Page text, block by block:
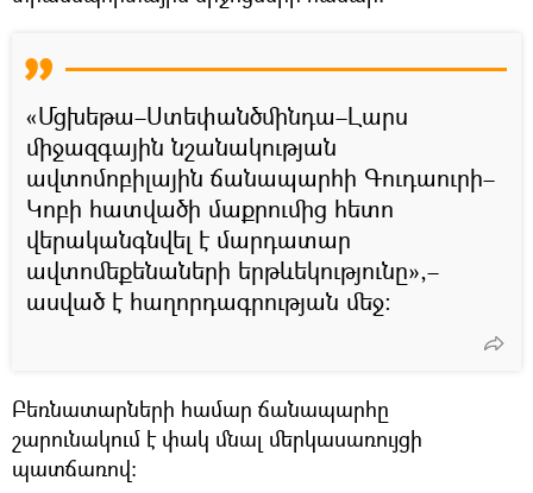
«Մցխեթա–Ստեփանծմինդա–Լարս
միջազգային նշանակության
ավտոմոբիլային ճանապարհի Գուդաուրի–
Կոբի հատվածի մաքրումից հետո
վերականգնվել է մարդատար
ավտոմեքենաների երթևեկությունը»,–
ասված է հաղորդագրության մեջ:
Բեռնատարների համար ճանապարհը
շարունակում է փակ մնալ մերկասառույցի
պատճառով: